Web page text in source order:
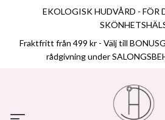
EKOLOGISK HUDVÅRD - FÖR
Fraktfritt från 499 kr - Välj till
rådgivning under